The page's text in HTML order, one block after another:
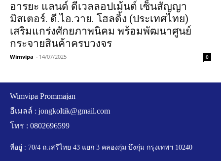
อารยะ แลนด์ ดีเวลลอปเม้นต์ เซ็นสัญญา
มิสเตอร์. ดี.ไอ.วาย. โฮลดิ้ง (ประเทศไทย)
เสริมแกร่งศักยภาพนิคม พร้อมพัฒนาศูนย์
กระจายสินค้าครบวงจร
Wimvipa - 14/07/2025 0
Wimvipa Prommajan
อีเมลล์ : jongkoltik@gmail.com
โทร : 0802696599
ที่อยู่ : 70/4 ถ.เสรีไทย 43 แยก 3 คลองกุ่ม บึงกุ่ม กรุงเทพฯ 10240